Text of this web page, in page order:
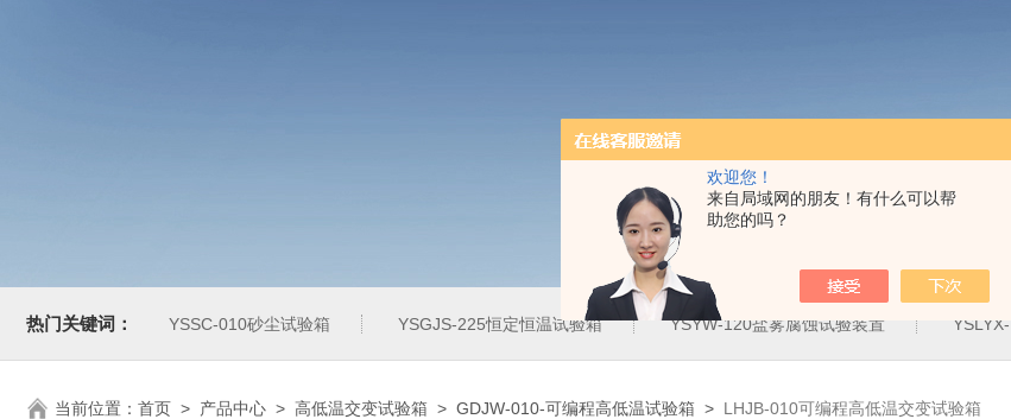
欢迎您！
来自局域网的朋友！有什么可以帮
助您的吗？
热门关键词： YSSC-010砂尘试验箱 YSGJS-225恒定恒温试验箱 YSYW-120盐雾腐蚀试验装置 YSLYX-010防水试验设备
当前位置： 首页 > 产品中心 > 高低温交变试验箱 > GDJW-010-可编程高低温试验箱 > LHJB-010可编程高低温交变试验箱